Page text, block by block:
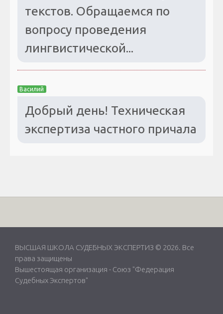
текстов. Обращаемся по
вопросу проведения
лингвистической...
Василий
Добрый день! Техническая
экспертиза частного причала
ВЫСШАЯ ШКОЛА СУДЕБНЫХ ЭКСПЕРТИЗ © 2026. Все
права защищены
Вышестоящая организация - Союз "Федерация
Судебных Экспертов"